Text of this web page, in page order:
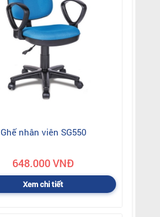
Ghế nhân viên SG550
648.000 VNĐ
Xem chi tiết